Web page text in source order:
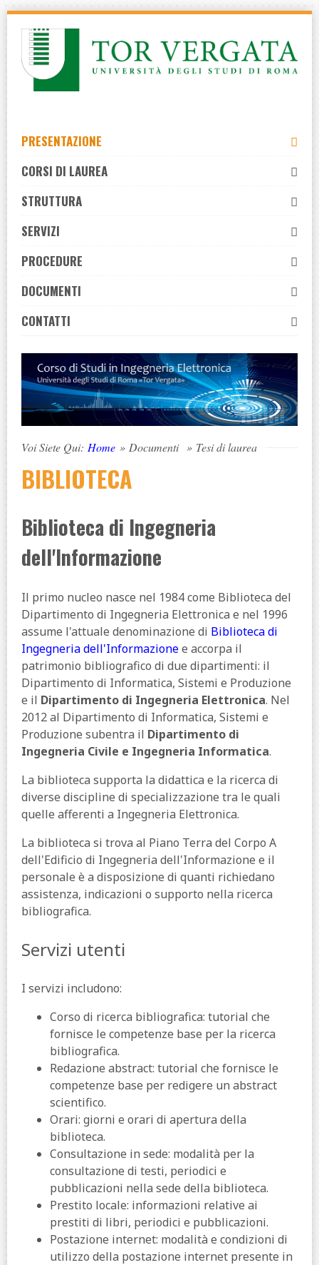
navigation
Skip
PRESENTAZIONE
CORSI DI LAUREA
STRUTTURA
SERVIZI
PROCEDURE
DOCUMENTI
CONTATTI
Voi Siete Qui: Home » Documenti » Tesi di laurea
BIBLIOTECA
Biblioteca di Ingegneria
dell'Informazione
Il primo nucleo nasce nel 1984 come Biblioteca del
Dipartimento di Ingegneria Elettronica e nel 1996
assume l'attuale denominazione di Biblioteca di
Ingegneria dell'Informazionee accorpa il
patrimonio bibliografico di due dipartimenti: il
Dipartimento di Informatica, Sistemi e Produzione
e il Dipartimento di Ingegneria Elettronica. Nel
2012 al Dipartimento di Informatica, Sistemi e
Produzione subentra il Dipartimento di
Ingegneria Civile e Ingegneria Informatica.
La biblioteca supporta la didattica e la ricerca di
diverse discipline di specializzazione tra le quali
quelle afferenti a Ingegneria Elettronica.
La biblioteca si trova al Piano Terra del Corpo A
dell'Edificio di Ingegneria dell'Informazione e il
personale è a disposizione di quanti richiedano
assistenza, indicazioni o supporto nella ricerca
bibliografica.
Servizi utenti
I servizi includono:
Corso di ricerca bibliografica: tutorial che
fornisce le competenze base per la ricerca
bibliografica.
Redazione abstract: tutorial che fornisce le
competenze base per redigere un abstract
scientifico.
Orari: giorni e orari di apertura della
biblioteca.
Consultazione in sede: modalità per la
consultazione di testi, periodici e
pubblicazioni nella sede della biblioteca.
Prestito locale: informazioni relative ai
prestiti di libri, periodici e pubblicazioni.
Postazione internet: modalità e condizioni di
utilizzo della postazione internet presente in